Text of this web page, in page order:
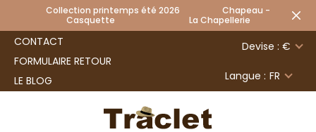
Collection printemps été 2026 Chapeau -
Casquette La Chapellerie
CONTACT
FORMULAIRE RETOUR
LE BLOG
Devise : €
Langue : FR